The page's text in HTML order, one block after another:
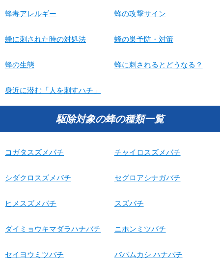
蜂毒アレルギー 蜂の攻撃サイン
蜂に刺された時の対処法 蜂の巣予防・対策
蜂の生態 蜂に刺されるとどうなる？
身近に潜む「人を刺すハチ」
駆除対象の蜂の種類一覧
コガタスズメバチ チャイロスズメバチ
シダクロスズメバチ セグロアシナガバチ
ヒメスズメバチ スズバチ
ダイミョウキマダラハナバチ ニホンミツバチ
セイヨウミツバチ ババムカシ ハナバチ